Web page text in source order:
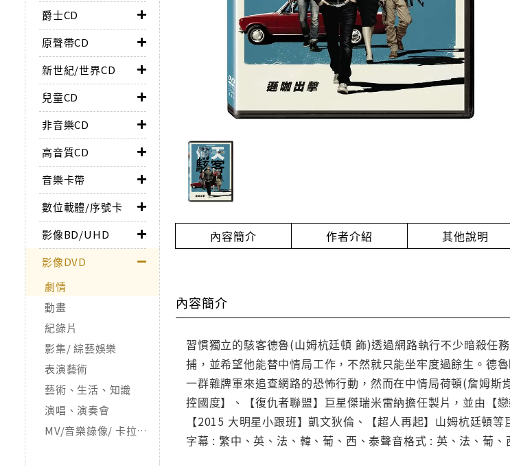
爵士CD
原聲帶CD
新世紀/世界CD
兒童CD
非音樂CD
高音質CD
音樂卡帶
數位載體/序號卡
影像BD/UHD
影像DVD
劇情
動畫
紀錄片
影集/ 綜藝娛樂
表演藝術
藝術、生活、知識
演唱、演奏會
MV/音樂錄像/ 卡拉OK
內容簡介 作者介紹 其他說明
內容簡介
習慣獨立的駭客德魯(山姆杭廷頓 飾)透過網路執行不少暗殺任
捕，並希望他能替中情局工作，不然就只能坐牢度過餘生。德
一群雜牌軍來追查網路的恐怖行動，然而在中情局荷頓(詹姆
控國度】、【復仇者聯盟】巨星傑瑞米雷納擔任製片，並由【
【2015 大明星小跟班】凱文狄倫、【超人再起】山姆杭廷頓
字幕 : 繁中、英、法、韓、葡、西、泰聲音格式 : 英、法、葡